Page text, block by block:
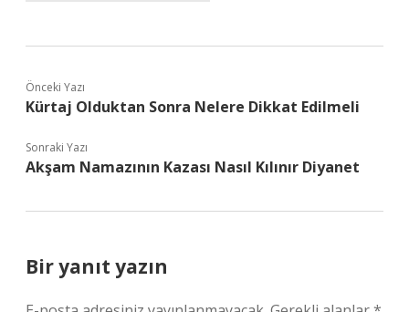
Önceki Yazı
Kürtaj Olduktan Sonra Nelere Dikkat Edilmeli
Sonraki Yazı
Akşam Namazının Kazası Nasıl Kılınır Diyanet
Bir yanıt yazın